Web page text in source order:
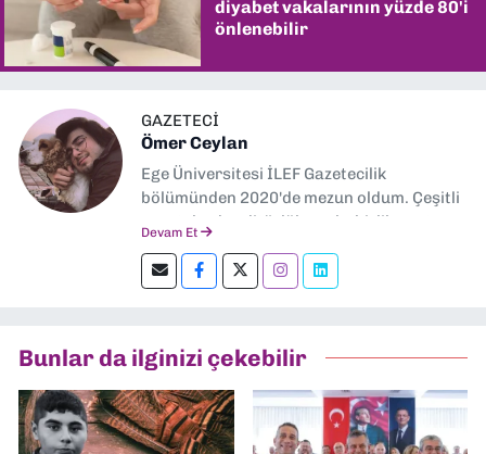
diyabet vakalarının yüzde 80'i
önlenebilir
GAZETECİ
Ömer Ceylan
Ege Üniversitesi İLEF Gazetecilik
bölümünden 2020'de mezun oldum. Çeşitli
gazetelerde editörlük, muhabirlik yaptım.
editörlük yapıyorum.
Devam Et
Bunlar da ilginizi çekebilir